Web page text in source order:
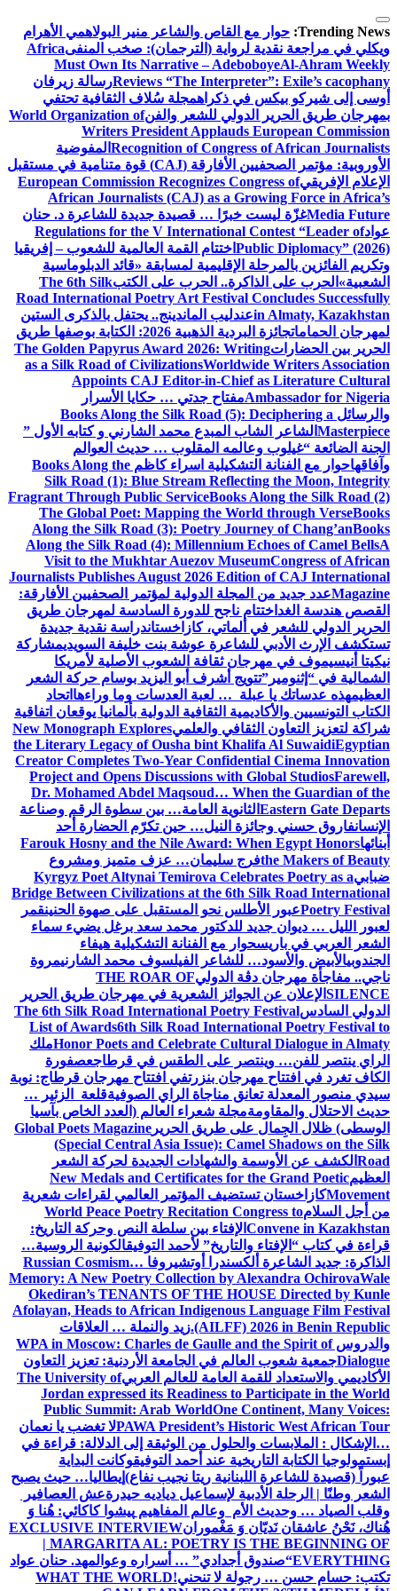
التجاوز
إلى
المحتوى
Trending News: حوار مع القاص والشاعر منير البولاهمي الأهرام
ويكلي في مراجعة نقدية لرواية (الترجمان): صخب المنفىAfrica
Must Own Its Narrative – AdeboboyeAl-Ahram Weekly
Reviews “The Interpreter”: Exile’s cacophanyرسالة زيرفان
أوسى إلى شيركو بيكس في ذكراهمجلة سُلاف الثقافية تحتفي
بمهرجان طريق الحرير الدولي للشعر والفنWorld Organization of
Writers President Applauds European Commission
Recognition of Congress of African Journalists المفوضية
الأوروبية: مؤتمر الصحفيين الأفارقة (CAJ) قوة متنامية في مستقبل
الإعلام الإفريقيEuropean Commission Recognizes Congress of
African Journalists (CAJ) as a Growing Force in Africa’s
Media Futureغزّة ليست خبرًا … قصيدة جديدة للشاعرة د. حنان
عوادRegulations for the V International Contest “Leader of
Public Diplomacy” (2026) اختتام القمة العالمية للشعوب – إفريقيا
وتكريم الفائزين بالمرحلة الإقليمية لمسابقة «قائد الدبلوماسية
الشعبية» الحرب على الذاكرة.. الحرب على الكتبThe 6th Silk
Road International Poetry Art Festival Concludes Successfully
in Almaty, Kazakhstanعندليب الماندينج.. يحتفل بالذكرى الستين
لمهرجان الحمامات
جائزة البردية الذهبية 2026: الكتابة بوصفها طريق
الحرير بين الحضاراتThe Golden Papyrus Award 2026: Writing
as a Silk Road of CivilizationsWorldwide Writers Association
Appoints CAJ Editor-in-Chief as Literature Cultural
Ambassador for Nigeriaمفتاح جدتي … حكايا الأسرار
والرسائل Books Along the Silk Road (5): Deciphering a
Masterpiece الشاعر الشاب المبدع محمد الشارني و كتابه الأول ”
الجنة الضائعة “غيلوب وعالمه المقلوب … حديث العوالم
وآفاقهاحوار مع الفنانة التشكيلية اسراء كاظم Books Along the
Silk Road (1): Blue Stream Reflecting the Moon, Integrity
Fragrant Through Public ServiceBooks Along the Silk Road (2)
The Global Poet: Mapping the World through VerseBooks
Along the Silk Road (3): Poetry Journey of Chang’anBooks
Along the Silk Road (4): Millennium Echoes of Camel BellsA
Visit to the Mukhtar Auezov MuseumCongress of African
Journalists Publishes August 2026 Edition of CAJ International
Magazineعدد جديد من المجلة الدولية لمؤتمر الصحفيين الأفارقة:
القصص هندسة الغد اختتام ناجح للدورة السادسة لمهرجان طريق
الحرير الدولي للشعر في ألماتي، كازاخستاندراسة نقدية جديدة
تستكشف الإرث الأدبي للشاعرة عوشة بنت خليفة السويديمشاركة
نيكيتا أنيسيموف في مهرجان ثقافة الشعوب الأصلية لأمريكا
الشمالية في “إثنومير”تتويج أشرف أبو اليزيد بوسام حركة الشعر
العظيمهذه عدساتك يا عبلة … لعبة العدسات وما وراءها اتحاد
الكتاب التونسيين والأكاديمية الثقافية الدولية بألمانيا يوقعان اتفاقية
شراكة لتعزيز التعاون الثقافي والعلميNew Monograph Explores
the Literary Legacy of Ousha bint Khalifa Al SuwaidiEgyptian
Creator Completes Two-Year Confidential Cinema Innovation
Project and Opens Discussions with Global StudiosFarewell,
Dr. Mohamed Abdel Maqsoud… When the Guardian of the
Eastern Gate Departs الثانوية العامة… بين سطوة الرقم وصناعة
الإنسانفاروق حسني وجائزة النيل… حين تكرّم الحضارة أحد
أبنائهاFarouk Hosny and the Nile Award: When Egypt Honors
the Makers of Beautyفرج سليمان… عزف متميز ومشروع
ضبابيKyrgyz Poet Altynai Temirova Celebrates Poetry as a
Bridge Between Civilizations at the 6th Silk Road International
Poetry Festivalعبور الأطلس نحو المستقبل على صهوة الحنينقمر
لعبور الليل … ديوان جديد للدكتور محمد سعد برغل يضيء سماء
الشعر العربي في باريسحوار مع الفنانة التشكيلية هيفاء
الجندوبيالأبيض والأسود… للشاعر الفيلسوف محمد الشارنيمروة
ناجي.. مفاجأة مهرجان دڨة الدوليTHE ROAR OF
SILENCE الإعلان عن الجوائز الشعرية في مهرجان طريق الحرير
الدولي السادسThe 6th Silk Road International Poetry Festival
List of Awards6th Silk Road International Poetry Festival to
Honor Poets and Celebrate Cultural Dialogue in Almatyملك
الراي ينتصر للفن… وينتصر على الطقس في قرطاجعصفورة
الكاف تغرد في افتتاح مهرجان بنزرتفي افتتاح مهرجان قرطاج: نوبة
سيدي منصور المعدلة تعانق مناجاة الراي الصوفيةقلعة الزئير …
حديث الاحتلال والمقاومةمجلة شعراء العالم (العدد الخاص بآسيا
الوسطى) ظلال الجِمال على طريق الحرير Global Poets Magazine
(Special Central Asia Issue): Camel Shadows on the Silk
Road الكشف عن الأوسمة والشهادات الجديدة لحركة الشعر
العظيمNew Medals and Certificates for the Grand Poetic
Movementكازاخستان تستضيف المؤتمر العالمي لقراءات شعرية
من أجل السلامWorld Peace Poetry Recitation Congress to
Convene in Kazakhstan الإفتاء بين سلطة النص وحركة التاريخ:
قراءة في كتاب “الإفتاء والتاريخ” لأحمد التوفيقالكونية الروسية…
الذاكرة: جديد الشاعرة ألكسندرا أوتشيروفا Russian Cosmism…
Memory: A New Poetry Collection by Alexandra OchirovaWale
Okediran’s TENANTS OF THE HOUSE Directed by Kunle
Afolayan, Heads to African Indigenous Language Film Festival
(AILFF) 2026 in Benin Republic. زيد والنملة … العلاقات
والدروسWPA in Moscow: Charles de Gaulle and the Spirit of
Dialogueجمعية شعوب العالم في الجامعة الأردنية: تعزيز التعاون
الأكاديمي والاستعداد للقمة العامة للعالم العربيThe University of
Jordan expressed its Readiness to Participate in the World
Public Summit: Arab WorldOne Continent, Many Voices:
PAWA President’s Historic West African Tourلا تغضب يا نعمان
…الإشكال : الملابسات والحلول من الوثيقة إلى الدلالة: قراءة في
إبستمولوجيا الكتابة التاريخية عند أحمد التوفيقوكانت البداية
عبوراً (قصيدة للشاعرة اللبنانية ريتا نجيب نفاع) إيطاليا… حيث يصبح
الشعر وطنًا | الرحلة الأدبية لإسماعيل دياديه حيدرةعش العصافير
وقلب الصياد … وحديث الأم وعالم المفاهيم پیشوا کاکائي: هُنا وَ
هُناك، نَحْنُ عاشقان نَديّان وَ مَغْمورانEXCLUSIVE INTERVIEW
| MARGARITA AL: POETRY IS THE BEGINNING OF
EVERYTHING“صندوق أجدادي” … أسراره وعوالمهد. حنان عواد
تكتب: حسام حسن … رجولة لا تنحني!WHAT THE WORLD